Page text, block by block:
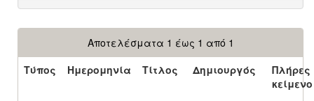
Αποτελέσματα 1 έως 1 από 1
Τύπος
Ημερομηνία Τίτλος Δημιουργός
Πλήρες
κείμενο